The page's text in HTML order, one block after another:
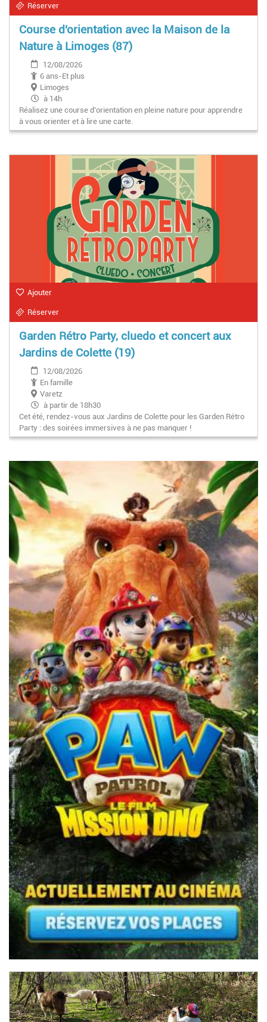
Réserver
Course d'orientation avec la Maison de la
Nature à Limoges (87)
12/08/2026
6 ans-Et plus
Limoges
à 14h
Réalisez une course d’orientation en pleine nature pour apprendre
à vous orienter et à lire une carte.
Ajouter
Réserver
Garden Rétro Party, cluedo et concert aux
Jardins de Colette (19)
12/08/2026
En famille
Varetz
à partir de 18h30
Cet été, rendez-vous aux Jardins de Colette pour les Garden Rétro
Party : des soirées immersives à ne pas manquer !